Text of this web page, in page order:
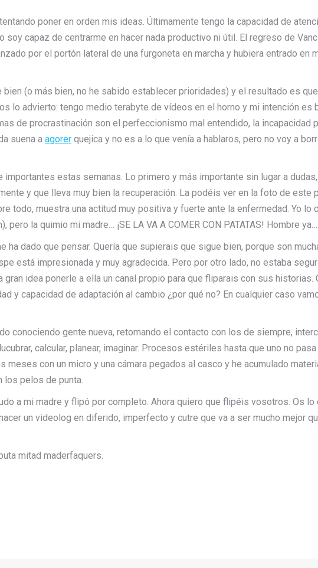
poner en orden mis ideas. Últimamente tengo la capacidad de
capaz de centrarme en hacer nada productivo ni útil. El regreso de
por el portón lateral de una furgoneta en marcha y hubiera entrado en
(o más bien, no he sabido establecer prioridades) y el resultado es
lo advierto: tengo medio terabyte de vídeos en el horno y mi intención es
de procrastinación son el perfeccionismo mal entendido, la incapacidad
suena a agorer quejica y no es a lo que venía a hablaros, pero no voy a
estas semanas. Lo primero y más importante sin lugar a
y que lleva muy bien la recuperación. La podéis ver en la foto de este
todo, muestra una actitud muy positiva y fuerte ante la enfermedad. Yo lo
la quimio mi madre… ¡SE LA VA A COMER CON PATATAS! Hombre
ha dado que pensar. Quería que supierais que sigue bien, porque son
está impresionada y muy agradecida. Pero por otro lado, no estaba
idea ponerle a ella un canal propio para que fliparais con sus
y capacidad de adaptación al cambio ¿por qué no? En cualquier caso
conociendo gente nueva, retomando el contacto con los de siempre,
calcular, planear, imaginar. Procesos estériles hasta que uno no
con un micro y una cámara pegados al casco y he acumulado
los pelos de punta.
a mi madre y flipó por completo. Ahora quiero que flipéis vosotros. Os
un videolog en diferido, imperfecto y cutre que va a ser mucho mejor
mitad maderfaquers.